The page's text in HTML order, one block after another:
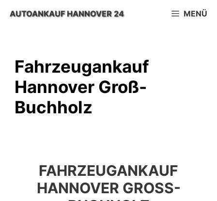
InhaltAUTOANKAUF HANNOVER 24 MENÜ
Fahrzeugankauf
Hannover Groß-
Buchholz
FAHRZEUGANKAUF
HANNOVER GROSS-B